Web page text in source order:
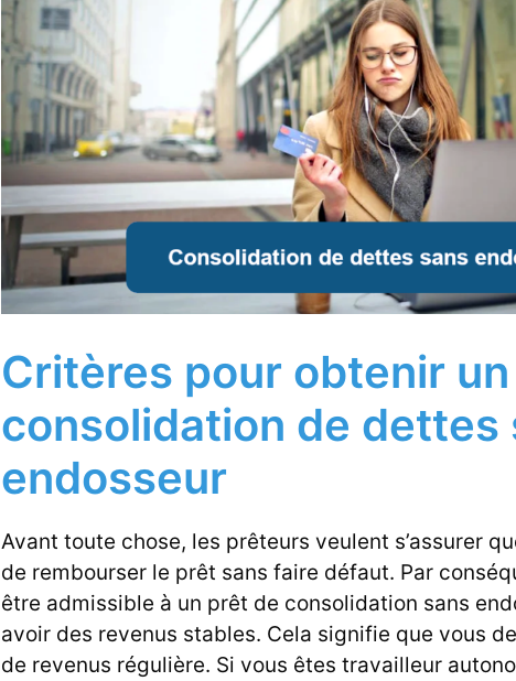
Critères pour obtenir
consolidation de dettes
endosseur
Avant toute chose, les prêteurs veulent s’assurer
de rembourser le prêt sans faire défaut. Par
être admissible à un prêt de consolidation sans
avoir des revenus stables. Cela signifie que vous
de revenus régulière. Si vous êtes travailleur